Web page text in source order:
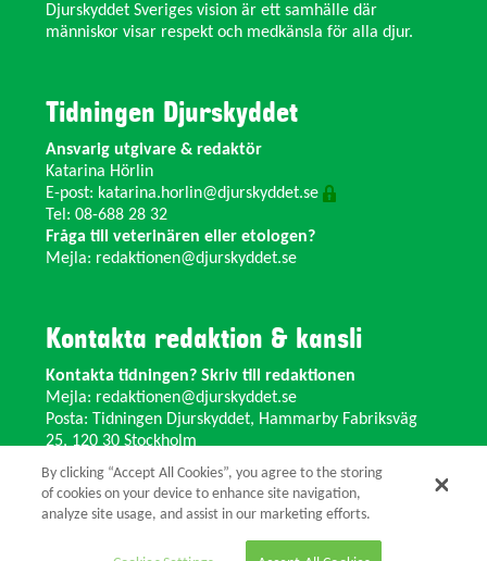
Djurskyddet Sveriges vision är ett samhälle där
människor visar respekt och medkänsla för alla djur.
Tidningen Djurskyddet
Ansvarig utgivare & redaktör
Katarina Hörlin
E-post: katarina.horlin@djurskyddet.se
Tel: 08-688 28 32
Fråga till veterinären eller etologen?
Mejla: redaktionen@djurskyddet.se
Kontakta redaktion & kansli
Kontakta tidningen? Skriv till redaktionen
Mejla: redaktionen@djurskyddet.se
Posta: Tidningen Djurskyddet, Hammarby Fabriksväg
25, 120 30 Stockholm
Ändra adress? Kontakta kansliet
Växel: 08-673 35 11 E-post:
info@djurskyddet.se
© 2026 Tidningen Djurskyddet.
By clicking “Accept All Cookies”, you agree to the storing
of cookies on your device to enhance site navigation,
analyze site usage, and assist in our marketing efforts.